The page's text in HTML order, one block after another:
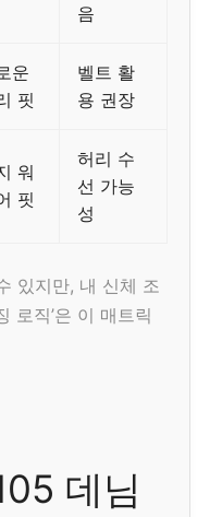
음
운
핏
벨트 활
용 권장
워
핏
허리 수
선 가능
성
있지만, 내 신체 조
로직’은 이 매트릭
데님